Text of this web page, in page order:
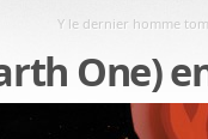
Y le dernier homme
One)